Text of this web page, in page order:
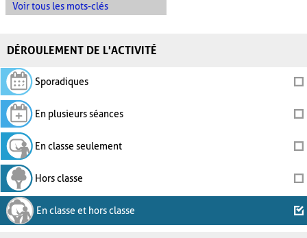
Voir tous les mots-clés
DÉROULEMENT DE L'ACTIVITÉ
Sporadiques
En plusieurs séances
En classe seulement
Hors classe
En classe et hors classe